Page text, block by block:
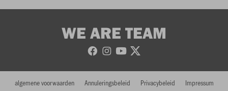
WE ARE TEAM
algemene voorwaarden Annuleringsbeleid Privacybeleid Impressum